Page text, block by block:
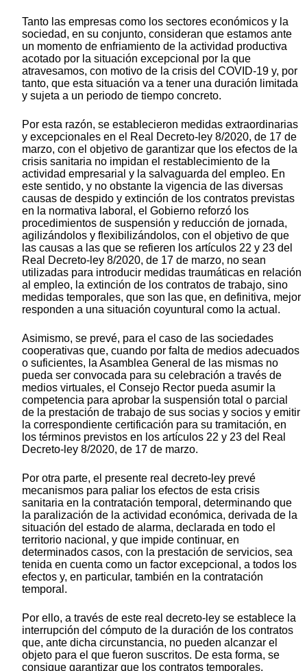
Tanto las empresas como los sectores económicos y la
sociedad, en su conjunto, consideran que estamos ante
un momento de enfriamiento de la actividad productiva
acotado por la situación excepcional por la que
atravesamos, con motivo de la crisis del COVID-19 y, por
tanto, que esta situación va a tener una duración limitada
y sujeta a un periodo de tiempo concreto.
Por esta razón, se establecieron medidas extraordinarias
y excepcionales en el Real Decreto-ley 8/2020, de 17 de
marzo, con el objetivo de garantizar que los efectos de la
crisis sanitaria no impidan el restablecimiento de la
actividad empresarial y la salvaguarda del empleo. En
este sentido, y no obstante la vigencia de las diversas
causas de despido y extinción de los contratos previstas
en la normativa laboral, el Gobierno reforzó los
procedimientos de suspensión y reducción de jornada,
agilizándolos y flexibilizándolos, con el objetivo de que
las causas a las que se refieren los artículos 22 y 23 del
Real Decreto-ley 8/2020, de 17 de marzo, no sean
utilizadas para introducir medidas traumáticas en relación
al empleo, la extinción de los contratos de trabajo, sino
medidas temporales, que son las que, en definitiva, mejor
responden a una situación coyuntural como la actual.
Asimismo, se prevé, para el caso de las sociedades
cooperativas que, cuando por falta de medios adecuados
o suficientes, la Asamblea General de las mismas no
pueda ser convocada para su celebración a través de
medios virtuales, el Consejo Rector pueda asumir la
competencia para aprobar la suspensión total o parcial
de la prestación de trabajo de sus socias y socios y emitir
la correspondiente certificación para su tramitación, en
los términos previstos en los artículos 22 y 23 del Real
Decreto-ley 8/2020, de 17 de marzo.
Por otra parte, el presente real decreto-ley prevé
mecanismos para paliar los efectos de esta crisis
sanitaria en la contratación temporal, determinando que
la paralización de la actividad económica, derivada de la
situación del estado de alarma, declarada en todo el
territorio nacional, y que impide continuar, en
determinados casos, con la prestación de servicios, sea
tenida en cuenta como un factor excepcional, a todos los
efectos y, en particular, también en la contratación
temporal.
Por ello, a través de este real decreto-ley se establece la
interrupción del cómputo de la duración de los contratos
que, ante dicha circunstancia, no pueden alcanzar el
objeto para el que fueron suscritos. De esta forma, se
consigue garantizar que los contratos temporales,